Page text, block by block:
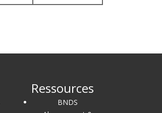
Ressources
BNDS